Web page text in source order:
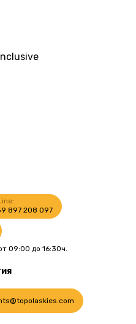
897 208 097
09:00 до 16:30ч.